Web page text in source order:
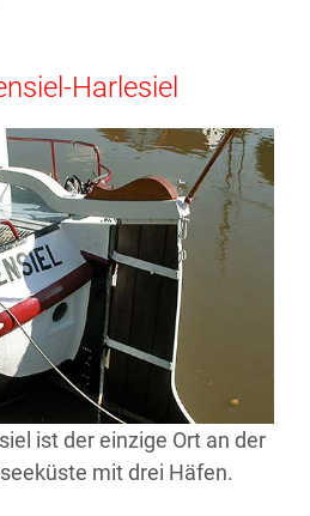
Harlesiel
ist der einzige Ort an der
mit drei Häfen.